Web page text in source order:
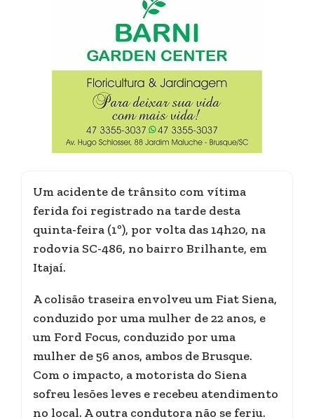
Um acidente de trânsito com vítima
ferida foi registrado na tarde desta
quinta-feira (1º), por volta das 14h20, na
rodovia SC-486, no bairro Brilhante, em
Itajaí.
A colisão traseira envolveu um Fiat Siena,
conduzido por uma mulher de 22 anos, e
um Ford Focus, conduzido por uma
mulher de 56 anos, ambos de Brusque.
Com o impacto, a motorista do Siena
sofreu lesões leves e recebeu atendimento
no local. A outra condutora não se feriu.